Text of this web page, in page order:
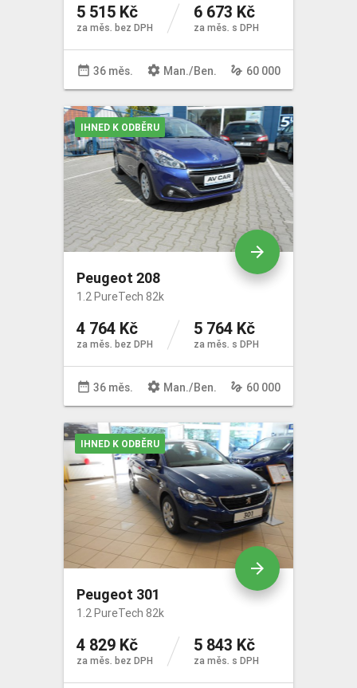
5 515 Kč
za měs. bez DPH
6 673 Kč
za měs. s DPH
date_range 36 měs. settings Man./Ben. gesture 60 000
Peugeot 208
1.2 PureTech 82k
4 764 Kč
za měs. bez DPH
5 764 Kč
za měs. s DPH
date_range 36 měs. settings Man./Ben. gesture 60 000
arrow_forward
IHNED K ODBĚRU
Peugeot 301
1.2 PureTech 82k
4 829 Kč
za měs. bez DPH
5 843 Kč
za měs. s DPH
arrow_forward
IHNED K ODBĚRU